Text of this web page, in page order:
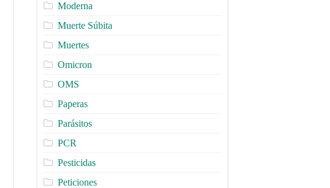
Moderna
Muerte Súbita
Muertes
Omicron
OMS
Paperas
Parásitos
PCR
Pesticidas
Peticiones